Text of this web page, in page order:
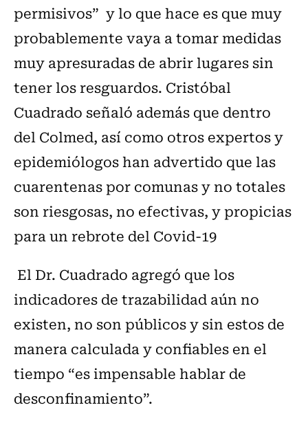
permisivos” y lo que hace es que muy
probablemente vaya a tomar medidas
muy apresuradas de abrir lugares sin
tener los resguardos. Cristóbal
Cuadrado señaló además que dentro
del Colmed, así como otros expertos y
epidemiólogos han advertido que las
cuarentenas por comunas y no totales
son riesgosas, no efectivas, y propicias
para un rebrote del Covid-19
El Dr. Cuadrado agregó que los
indicadores de trazabilidad aún no
existen, no son públicos y sin estos de
manera calculada y confiables en el
tiempo “es impensable hablar de
desconfinamiento”.